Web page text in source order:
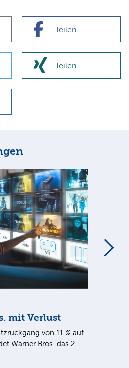
Teilen
Teilen
mit Verlust
von 11 % auf
Warner Bros. das 2.